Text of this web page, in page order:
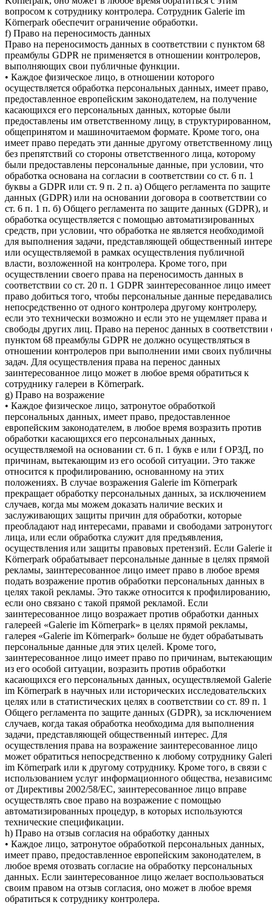
вопросом к сотруднику контролера. Сотрудник Galerie im
Körnerpark обеспечит ограничение обработки.
f) Право на переносимость данных
Право на переносимость данных в соответствии с пунктом 68
преамбулы GDPR не применяется в отношении контролеров,
выполняющих свои публичные функции.
• Каждое физическое лицо, в отношении которого
осуществляется обработка персональных данных, имеет право,
предоставленное европейским законодателем, на получение
касающихся его персональных данных, которые были
предоставлены им ответственному лицу, в структурированном,
общепринятом и машиночитаемом формате. Кроме того, она
имеет право передать эти данные другому ответственному
без препятствий со стороны ответственного лица, которому
были предоставлены персональные данные, при условии, что
обработка основана на согласии в соответствии со ст. 6 п. 1
буквы a GDPR или ст. 9 п. 2 п. а) Общего регламента по защите
данных (GDPR) или на основании договора в соответствии со
ст. 6 п. 1 п. б) Общего регламента по защите данных (GDPR), и
обработка осуществляется с помощью автоматизированных
средств, при условии, что обработка не является необходимой
для выполнения задачи, представляющей общественный
или осуществляемой в рамках осуществления публичной
власти, возложенной на контролера. Кроме того, при
осуществлении своего права на переносимость данных в
соответствии со ст. 20 п. 1 GDPR заинтересованное лицо имеет
право добиться того, чтобы персональные данные передавались
непосредственно от одного контролера другому контролеру,
если это технически возможно и если это не ущемляет права и
свободы других лиц. Право на перенос данных в соответствии
пунктом 68 преамбулы GDPR не должно осуществляться в
отношении контролеров при выполнении ими своих
задач. Для осуществления права на перенос данных
заинтересованное лицо может в любое время обратиться к
сотруднику галереи в Körnerpark.
g) Право на возражение
• Каждое физическое лицо, затронутое обработкой
персональных данных, имеет право, предоставленное
европейским законодателем, в любое время возразить против
обработки касающихся его персональных данных,
осуществляемой на основании ст. 6 п. 1 букв e или f ОРЗД, по
причинам, вытекающим из его особой ситуации. Это также
относится к профилированию, основанному на этих
положениях. В случае возражения Galerie im Körnerpark
прекращает обработку персональных данных, за исключением
случаев, когда мы можем доказать наличие веских и
заслуживающих защиты причин для обработки, которые
преобладают над интересами, правами и свободами
лица, или если обработка служит для предъявления,
осуществления или защиты правовых претензий. Если Galerie
Körnerpark обрабатывает персональные данные в целях прямой
рекламы, заинтересованное лицо имеет право в любое время
подать возражение против обработки персональных данных в
целях такой рекламы. Это также относится к профилированию,
если оно связано с такой прямой рекламой. Если
заинтересованное лицо возражает против обработки данных
галереей «Galerie im Körnerpark» в целях прямой рекламы,
галерея «Galerie im Körnerpark» больше не будет обрабатывать
персональные данные для этих целей. Кроме того,
заинтересованное лицо имеет право по причинам,
из его особой ситуации, возразить против обработки
касающихся его персональных данных, осуществляемой Galerie
im Körnerpark в научных или исторических исследовательских
целях или в статистических целях в соответствии со ст. 89 п. 1
Общего регламента по защите данных (GDPR), за исключением
случаев, когда такая обработка необходима для выполнения
задачи, представляющей общественный интерес. Для
осуществления права на возражение заинтересованное лицо
может обратиться непосредственно к любому сотруднику
im Körnerpark или к другому сотруднику. Кроме того, в связи с
использованием услуг информационного общества,
от Директивы 2002/58/ЕС, заинтересованное лицо вправе
осуществлять свое право на возражение с помощью
автоматизированных процедур, в которых используются
технические спецификации.
h) Право на отзыв согласия на обработку данных
• Каждое лицо, затронутое обработкой персональных данных,
имеет право, предоставленное европейским законодателем, в
любое время отозвать согласие на обработку персональных
данных. Если заинтересованное лицо желает воспользоваться
своим правом на отзыв согласия, оно может в любое время
обратиться к сотруднику контролера.